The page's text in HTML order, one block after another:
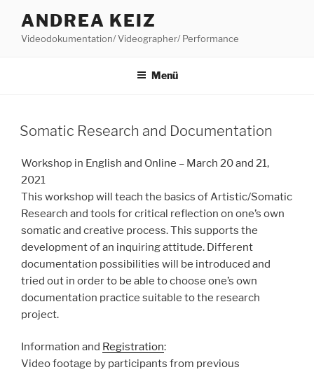
Inhalt
springen
ANDREA KEIZ
Videodokumentation/ Videographer/ Performance
Menü
Somatic Research and Documentation
Workshop in English and Online – March 20 and 21,
2021
This workshop will teach the basics of Artistic/Somatic
Research and tools for critical reflection on one’s own
somatic and creative process. This supports the
development of an inquiring attitude. Different
documentation possibilities will be introduced and
tried out in order to be able to choose one’s own
documentation practice suitable to the research
project.
Information and Registration:
Video footage by participants from previous